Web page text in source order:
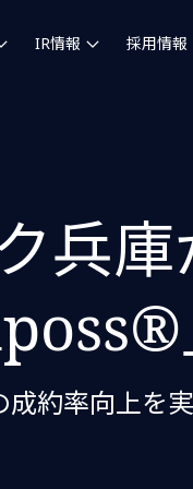
IR情報 採用情報
兵
約率向上を